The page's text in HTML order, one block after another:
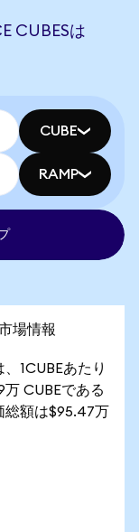
CUBESは
CUBE
RAMP
場情報
1CUBEあたり
CUBEである
総額は$95.47万